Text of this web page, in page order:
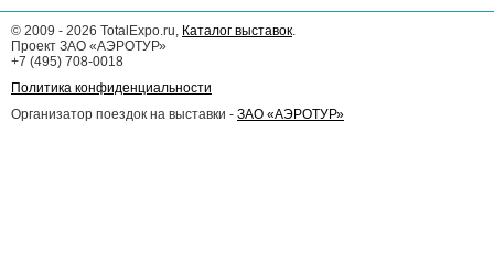
© 2009 - 2026 TotalExpo.ru, Каталог выставок.
Проект ЗАО «АЭРОТУР»
+7 (495) 708-0018
Политика конфиденциальности
Организатор поездок на выставки - ЗАО «АЭРОТУР»